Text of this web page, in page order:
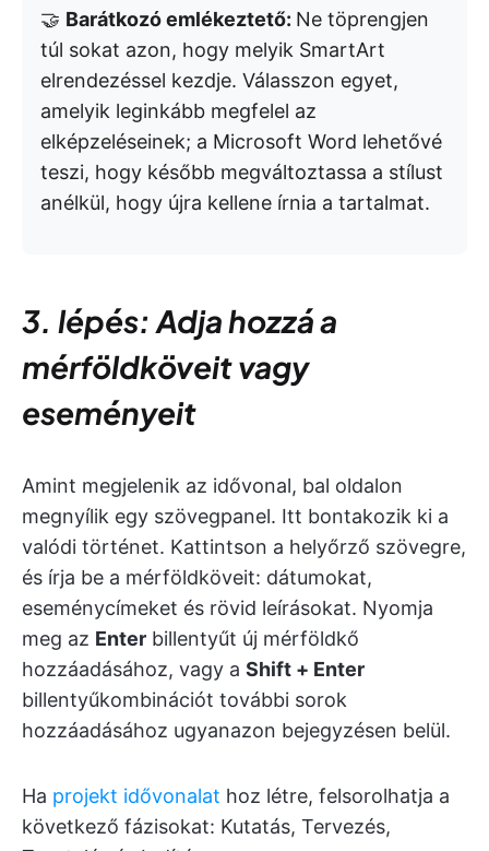
🤝 Barátkozó emlékeztető: Ne töprengjen
túl sokat azon, hogy melyik SmartArt
elrendezéssel kezdje. Válasszon egyet,
amelyik leginkább megfelel az
elképzeléseinek; a Microsoft Word lehetővé
teszi, hogy később megváltoztassa a stílust
anélkül, hogy újra kellene írnia a tartalmat.
3. lépés: Adja hozzá a
mérföldköveit vagy
eseményeit
Amint megjelenik az idővonal, bal oldalon
megnyílik egy szövegpanel. Itt bontakozik ki a
valódi történet. Kattintson a helyőrző szövegre,
és írja be a mérföldköveit: dátumokat,
eseménycímeket és rövid leírásokat. Nyomja
meg az Enter billentyűt új mérföldkő
hozzáadásához, vagy a Shift + Enter
billentyűkombinációt további sorok
hozzáadásához ugyanazon bejegyzésen belül.
Ha projekt idővonalat hoz létre, felsorolhatja a
következő fázisokat: Kutatás, Tervezés,